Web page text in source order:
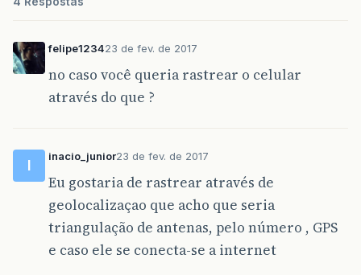
felipe123423 de fev. de 2017
no caso você queria rastrear o celular
através do que ?
I
inacio_junior23 de fev. de 2017
Eu gostaria de rastrear através de
geolocalizaçao que acho que seria
triangulação de antenas, pelo número , GPS
e caso ele se conecta-se a internet